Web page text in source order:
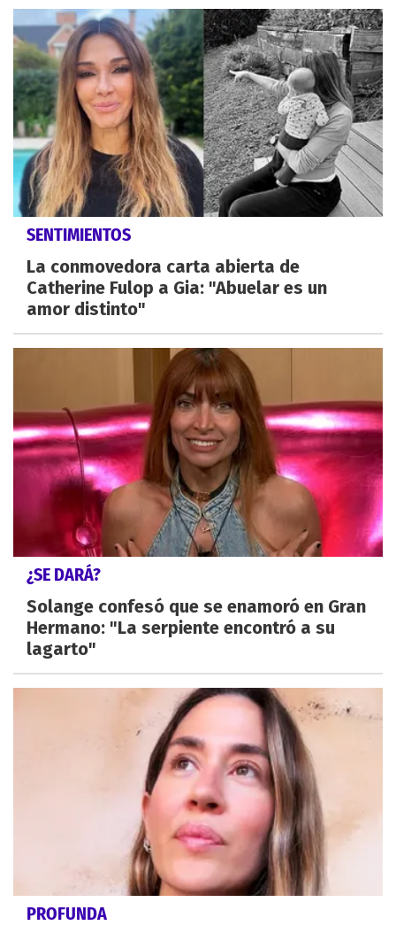
SENTIMIENTOS
La conmovedora carta abierta de
Catherine Fulop a Gia: "Abuelar es un
amor distinto"
¿SE DARÁ?
Solange confesó que se enamoró en Gran
Hermano: "La serpiente encontró a su
lagarto"
PROFUNDA